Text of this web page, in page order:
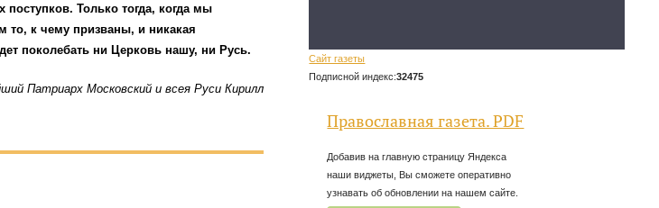
Только тогда, когда мы
к чему призваны, и никакая
поколебать ни Церковь нашу, ни Русь.
Патриарх Московский и всея Руси Кирилл
Сайт газеты
Подписной индекс:32475
Православная газета. PDF
Добавив на главную страницу Яндекса
наши виджеты, Вы сможете оперативно
узнавать об обновлении на нашем сайте.